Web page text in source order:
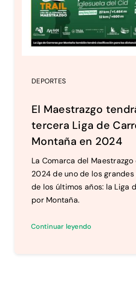
DEPORTES
El Maestrazgo
tercera Liga de
Montaña en 2024
La Comarca del
2024 de uno de los
de los últimos años: la Liga
por Montaña.
Continuar leyendo